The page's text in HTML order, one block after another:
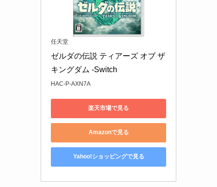
任天堂
ゼルダの伝説 ティアーズ オブ ザ
キングダム -Switch
HAC-P-AXN7A
楽天市場で見る
Amazonで見る
Yahoo!ショッピングで見る